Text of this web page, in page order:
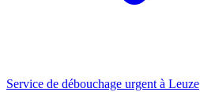
Service de débouchage urgent à Leuze